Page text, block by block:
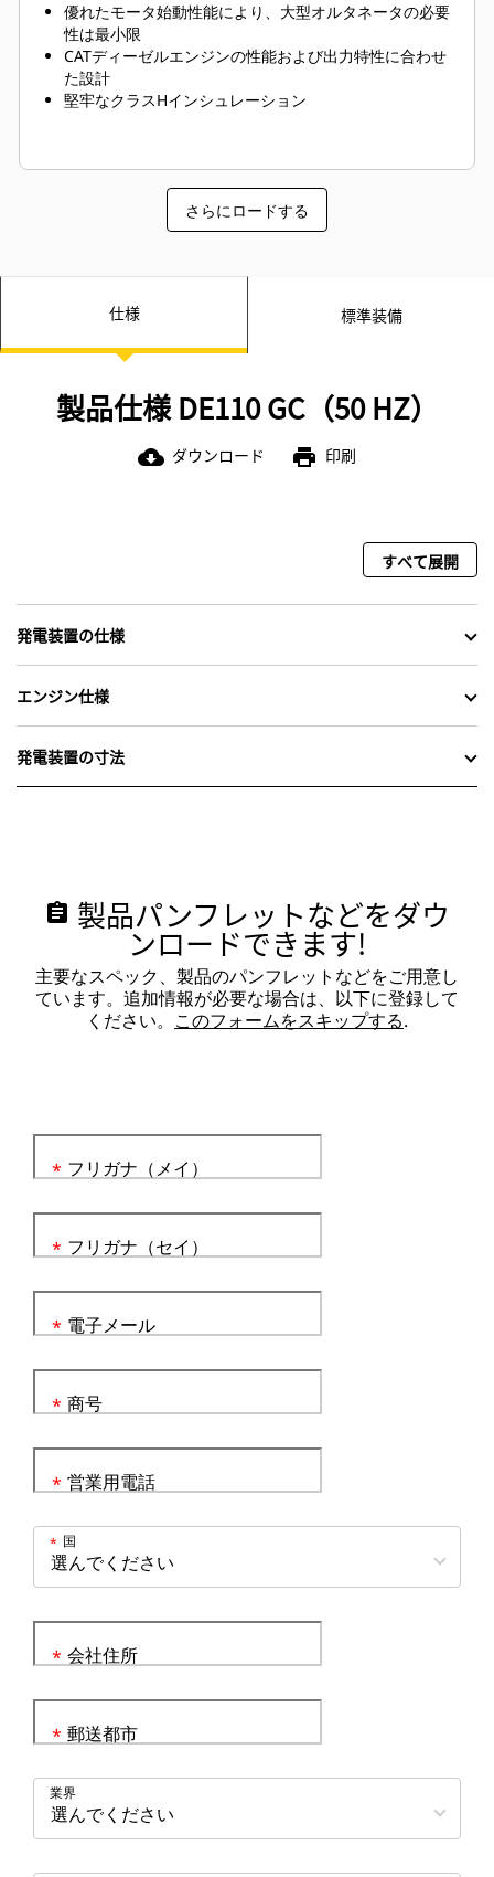
優れたモータ始動性能により、大型オルタネータの必要
性は最小限
CATディーゼルエンジンの性能および出力特性に合わせ
た設計
堅牢なクラスHインシュレーション
さらにロードする
仕様 標準装備
製品仕様 DE110 GC（50 HZ）
cloud_download ダウンロード print 印刷
すべて展開
発電装置の仕様
エンジン仕様
発電装置の寸法
assignment 製品パンフレットなどをダウ
ンロードできます!
主要なスペック、製品のパンフレットなどをご用意し
ています。追加情報が必要な場合は、以下に登録して
ください。 このフォームをスキップする.
フリガナ（メイ）
*
フリガナ（セイ）
*
電子メール
*
商号
*
営業用電話
*
国
*
会社住所
*
郵送都市
*
業界